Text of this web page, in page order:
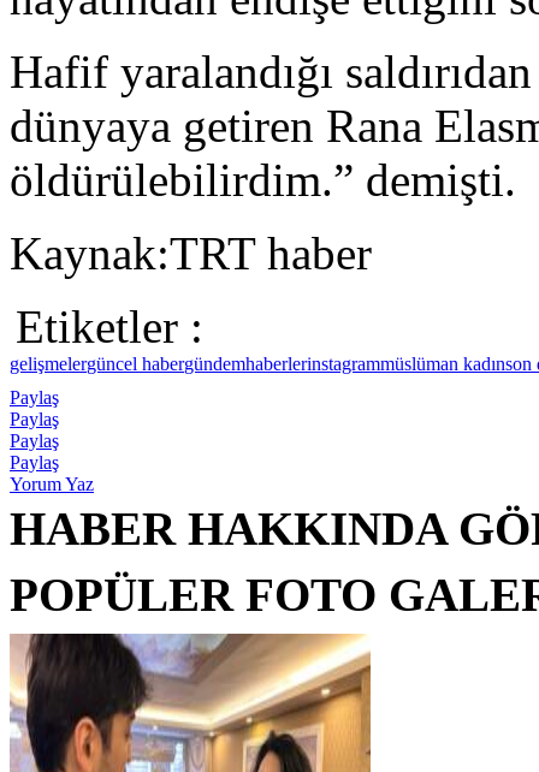
Hafif yaralandığı
dünyaya getiren Rana
öldürülebilirdim.” demişti.
Kaynak:TRT haber
Etiketler :
gelişmelergüncel habergündemhaberlerinstagrammüslüman kadınson
Paylaş
Paylaş
Paylaş
Paylaş
Yorum Yaz
HABER HAKKINDA
POPÜLER FOTO